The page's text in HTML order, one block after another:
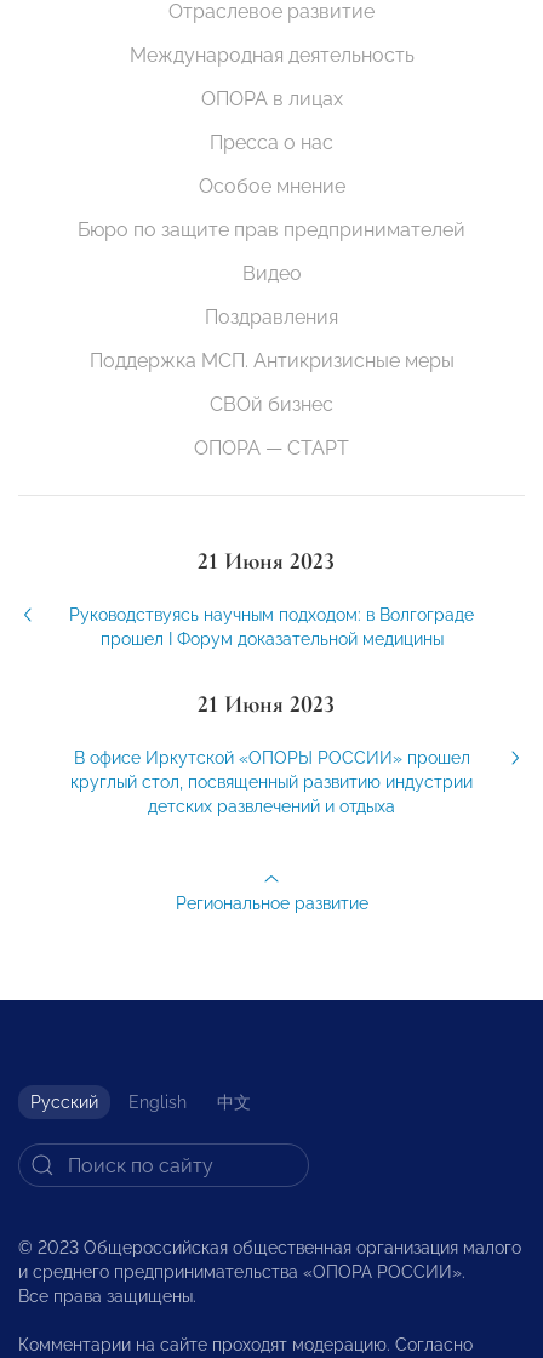
Отраслевое развитие
Международная деятельность
ОПОРА в лицах
Пресса о нас
Особое мнение
Бюро по защите прав предпринимателей
Видео
Поздравления
Поддержка МСП. Антикризисные меры
СВОй бизнес
ОПОРА — СТАРТ
21 Июня 2023
Руководствуясь научным подходом: в Волгограде
прошел I Форум доказательной медицины
21 Июня 2023
В офисе Иркутской «ОПОРЫ РОССИИ» прошел
круглый стол, посвященный развитию индустрии
детских развлечений и отдыха
Региональное развитие
Русский English 中文
© 2023 Общероссийская общественная организация малого
и среднего предпринимательства «ОПОРА РОССИИ».
Все права защищены.
Комментарии на сайте проходят модерацию. Согласно